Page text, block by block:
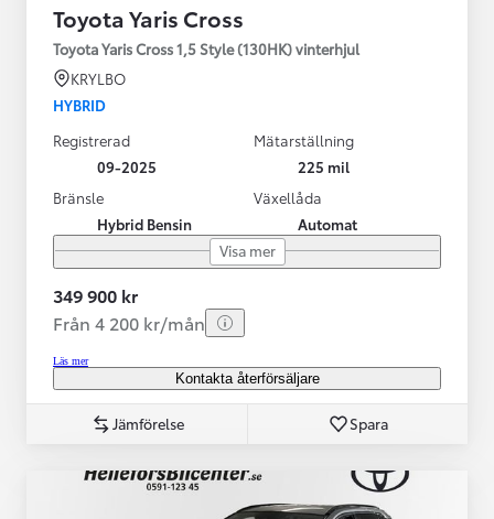
Toyota Yaris Cross
Toyota Yaris Cross 1,5 Style (130HK) vinterhjul
KRYLBO
HYBRID
Registrerad
09-2025
Mätarställning
225 mil
Bränsle
Hybrid Bensin
Växellåda
Automat
Visa mer
349 900 kr
Från 4 200 kr/mån
Läs mer
Kontakta återförsäljare
Jämförelse Spara